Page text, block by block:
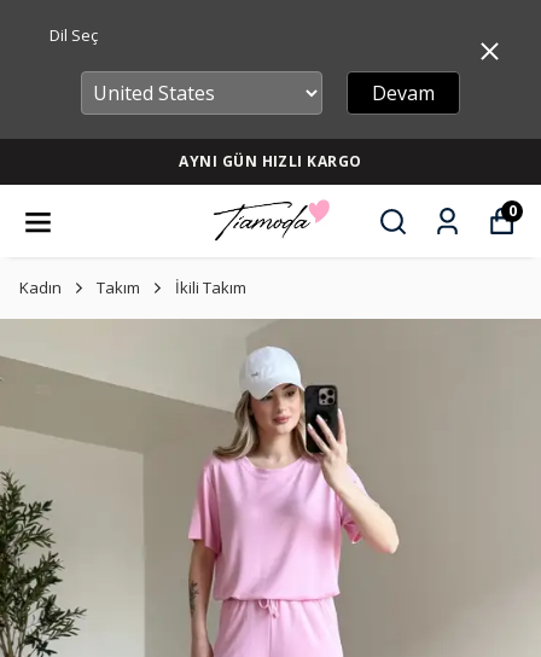
Dil Seç
Devam
AYNI GÜN HIZLI KARGO
0
Kadın Takım İkili Takım